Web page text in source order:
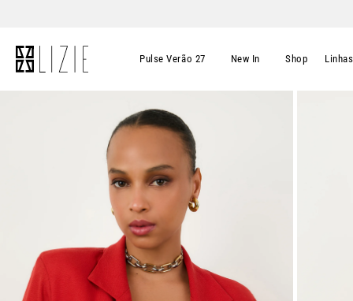
Pulse Verão 27 New In Shop Linhas